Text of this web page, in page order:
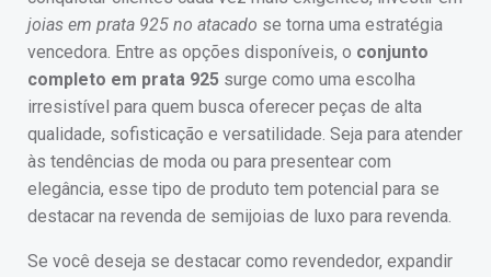
joias em prata 925 no atacado se torna uma estratégia
vencedora. Entre as opções disponíveis, o conjunto
completo em prata 925 surge como uma escolha
irresistível para quem busca oferecer peças de alta
qualidade, sofisticação e versatilidade. Seja para atender
às tendências de moda ou para presentear com
elegância, esse tipo de produto tem potencial para se
destacar na revenda de semijoias de luxo para revenda.
Se você deseja se destacar como revendedor, expandir